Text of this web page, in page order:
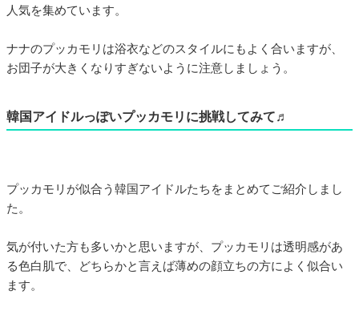
人気を集めています。
ナナのプッカモリは浴衣などのスタイルにもよく合いますが、
お団子が大きくなりすぎないように注意しましょう。
韓国アイドルっぽいプッカモリに挑戦してみて♬
プッカモリが似合う韓国アイドルたちをまとめてご紹介しまし
た。
気が付いた方も多いかと思いますが、プッカモリは透明感があ
る色白肌で、どちらかと言えば薄めの顔立ちの方によく似合い
ます。